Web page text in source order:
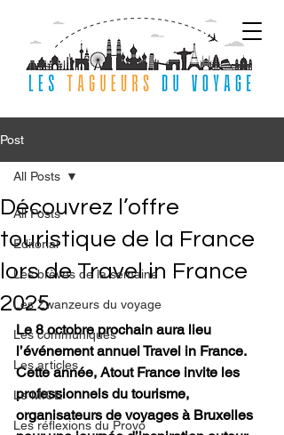
Post
All Posts
Editorial
Les brèves de la semaine
Les Zwanzeurs du voyage
Les communiqués
Les articles
Le MICE
Les réflexions du Provo
All Posts
Découvrez l’offre
touristique de la France
lors de Travel in France
2025
Le 8 octobre prochain aura lieu
l’événement annuel Travel in France.
Cette année, Atout France invite les
professionnels du tourisme,
organisateurs de voyages à Bruxelles